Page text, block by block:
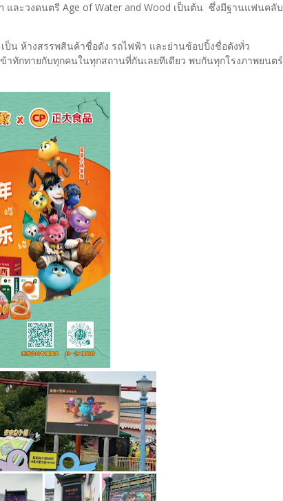
และวงดนตรี Age of Water and Wood เป็นต้น ซึ่งมีฐานแฟนคลับ
ป็น ห้างสรรพสินค้าชื่อดัง รถไฟฟ้า และย่านช้อปปิ้งชื่อดังทั่ว
ข้าทักทายกับทุกคนในทุกสถานที่กันเลยทีเดียว พบกันทุกโรงภาพยนตร์